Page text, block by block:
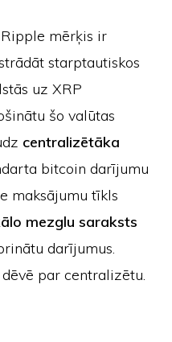
Ripple mērķis ir
starptautiskos
uz XRP
šo valūtas
centralizētāka
bitcoin darījumu
maksājumu tīkls
mezglu saraksts
darījumus.
par centralizētu.